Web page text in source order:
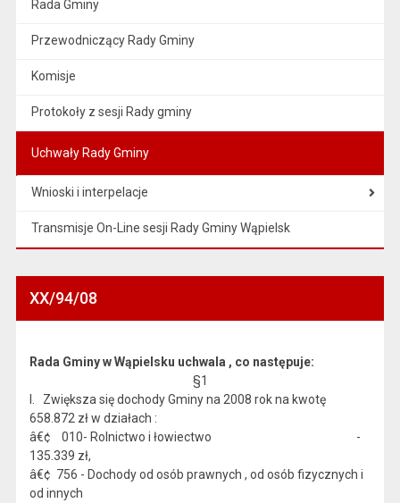
Rada Gminy
Przewodniczący Rady Gminy
Komisje
Protokoły z sesji Rady gminy
Uchwały Rady Gminy
Wnioski i interpelacje
Transmisje On-Line sesji Rady Gminy Wąpielsk
XX/94/08
Rada Gminy w Wąpielsku uchwala , co następuje:
§1
l. Zwiększa się dochody Gminy na 2008 rok na kwotę
658.872 zł w działach :
â€¢ 010- Rolnictwo i łowiectwo -
135.339 zł,
â€¢ 756 - Dochody od osób prawnych , od osób fizycznych i
od innych